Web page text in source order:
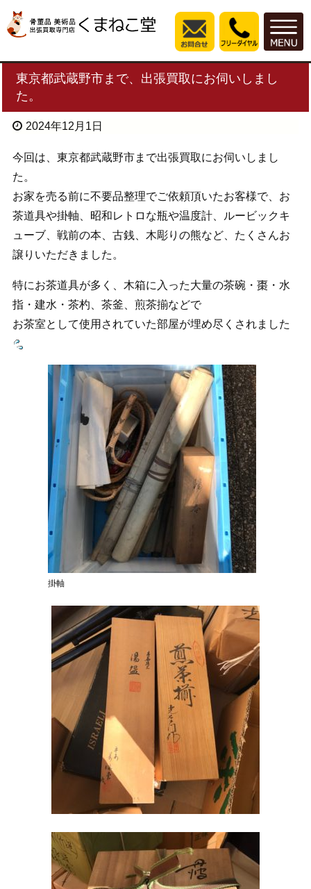
東京都武蔵野市まで、出張買取にお伺いしまし
た。
2024年12月1日
今回は、東京都武蔵野市まで出張買取にお伺いしまし
た。
お家を売る前に不要品整理でご依頼頂いたお客様で、お
茶道具や掛軸、昭和レトロな瓶や温度計、ルービックキ
ューブ、戦前の本、古銭、木彫りの熊など、たくさんお
譲りいただきました。
特にお茶道具が多く、木箱に入った大量の茶碗・棗・水
指・建水・茶杓、茶釜、煎茶揃などで
お茶室として使用されていた部屋が埋め尽くされました
掛軸